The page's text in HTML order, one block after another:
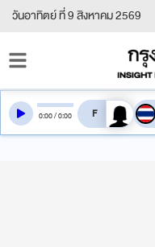
วันอาทิตย์ ที่ 9 สิงหาคม 2569
0:00/0:00 สลับเสียงอ่าน